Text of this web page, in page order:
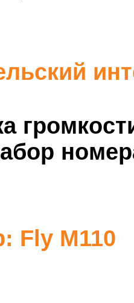
Fly M110